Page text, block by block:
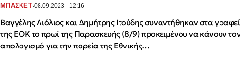
ΜΠΑΣΚΕΤ·08.09.2023 - 12:16
Βαγγέλης Λιόλιος και Δημήτρης Ιτούδης συναντήθηκαν στα
της ΕΟΚ το πρωί της Παρασκευής (8/9) προκειμένου να κάνουν
απολογισμό για την πορεία της Εθνικής…